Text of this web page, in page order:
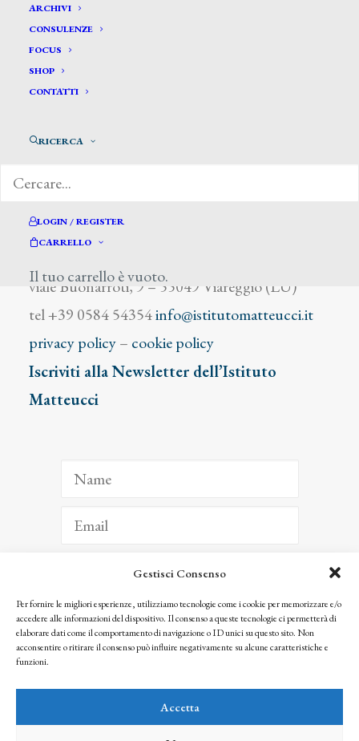
Gestisci Consenso
Per fornire le migliori esperienze, utilizziamo tecnologie come i cookie per memorizzare e/o
accedere alle informazioni del dispositivo. Il consenso a queste tecnologie ci permetterà di
elaborare dati come il comportamento di navigazione o ID unici su questo sito. Non
acconsentire o ritirare il consenso può influire negativamente su alcune caratteristiche e
funzioni.
Accetta
ARCHIVI
CONSULENZE
FOCUS
SHOP
CONTATTI
RICERCA
LOGIN / REGISTER
CARRELLO
Il tuo carrello è vuoto.
Lo Vanna G.
viale Buonarroti, 9 – 55049 Viareggio (LU)
tel +39 0584 54354info@istitutomatteucci.it
privacy policy– cookie policy
Iscriviti alla Newsletter dell’Istituto
Matteucci
ISCRIVITI
Facendo clic per iscriverti, riconosci che le tue informazioni saranno trattate
seguendo la nostra Privacy Policy
© 2025 Istituto Matteucci. All right reserved
l’autorizzazione scritta dei proprietari dei diritti e dell’Istituto Matteucci